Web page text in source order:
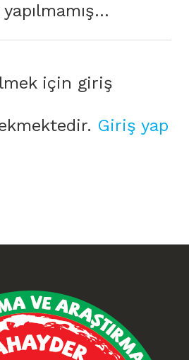
için giriş
Giriş yap